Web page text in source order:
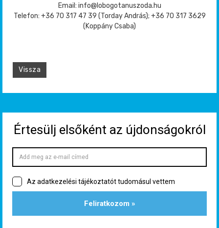
Email: info@lobogotanuszoda.hu
Telefon: +36 70 317 47 39 (Torday András); +36 70 317 3629
(Koppány Csaba)
Vissza